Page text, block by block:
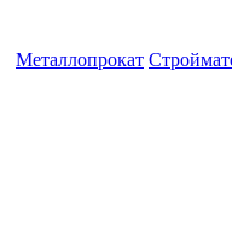
Металлопрокат